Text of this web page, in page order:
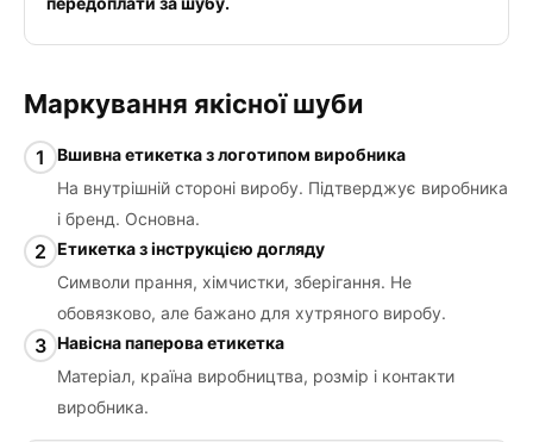
Маркування якісної шуби
1
Вшивна етикетка з логотипом виробника
На внутрішній стороні виробу. Підтверджує виробника
і бренд. Основна.
2 Етикетка з інструкцією догляду
Символи прання, хімчистки, зберігання. Не
обовязково, але бажано для хутряного виробу.
3 Навісна паперова етикетка
Матеріал, країна виробництва, розмір і контакти
виробника.